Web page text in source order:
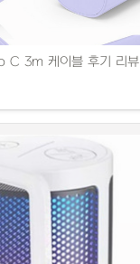
점을 꼼꼼히 소개합니다.
C 3m 케이블 후기 리뷰